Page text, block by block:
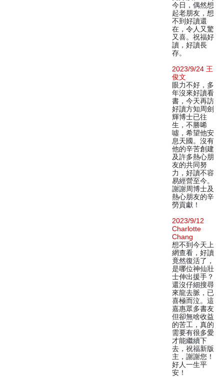
今日，偶然想
起老朋友，想
不到好讀還
在，令人又驚
又喜。祝福好
讀，好讀長
存。
2023/9/24 王
俊文
眼力不好，多
年沒來好讀看
書，今天再訪
好讀方知周劍
輝博士已往
生，不勝唏
噓，希望他安
息天國。沒有
他的辛苦創建
及許多熱心朋
友的共同努
力，好讀不容
易經營至今。
謝謝周博士及
熱心朋友的辛
勞貢獻！
2023/9/12
Charlotte
Chang
想不到今天上
網查看，好讀
竟然復活了，
是哪位神仙壯
士伸出援手？
還沒仔細搜尋
來龍去脈，已
喜極而泣。這
嘉惠眾多書友
但卻無啥收益
的苦工，真的
需要有很多愛
才能繼續下
去，祝福新版
主，謝謝您！
好人一生平
安！